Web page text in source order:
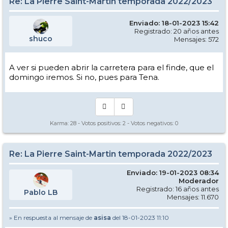
shuco
Enviado: 18-01-2023 15:42
Registrado: 20 años antes
Mensajes: 572
A ver si pueden abrir la carretera para el finde, que el
domingo iremos. Si no, pues para Tena.
Karma: 28 - Votos positivos: 2 - Votos negativos: 0
Re: La Pierre Saint-Martin temporada 2022/2023
Pablo LB
Enviado: 19-01-2023 08:34
Moderador
Registrado: 16 años antes
Mensajes: 11.670
» En respuesta al mensaje de asisa del 18-01-2023 11:10